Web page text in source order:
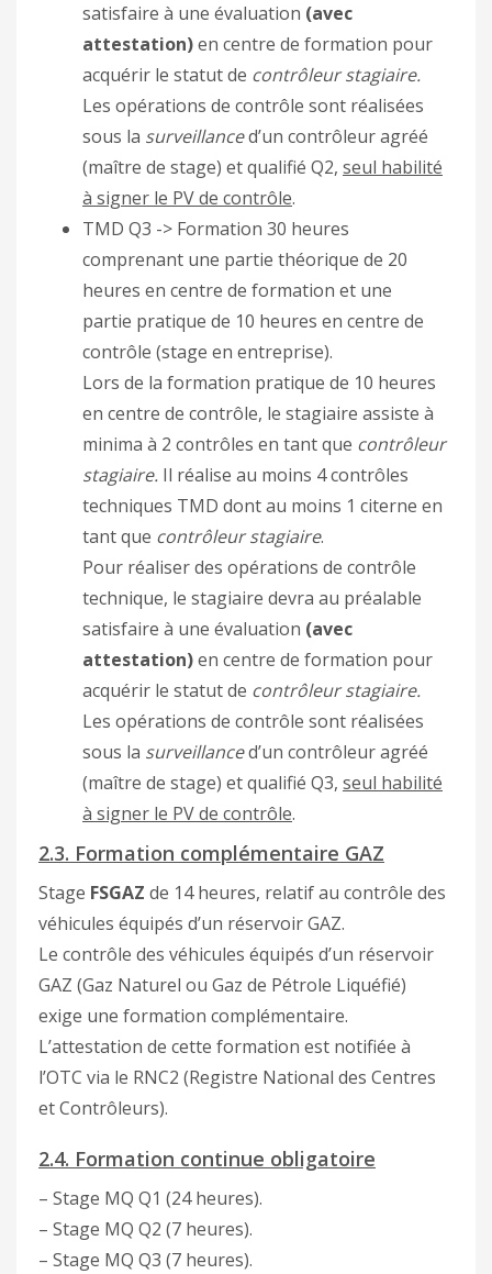
satisfaire à une évaluation (avec
attestation)en centre de formation pour
acquérir le statut de contrôleur stagiaire.
Les opérations de contrôle sont réalisées
sous la surveillanced’un contrôleur agréé
(maître de stage) et qualifié Q2, seul habilité
à signer le PV de contrôle.
TMD Q3 -> Formation 30 heures
comprenant une partie théorique de 20
heures en centre de formation et une
partie pratique de 10 heures en centre de
contrôle (stage en entreprise).
Lors de la formation pratique de 10 heures
en centre de contrôle, le stagiaire assiste à
minima à 2 contrôles en tant que contrôleur
stagiaire. Il réalise au moins 4 contrôles
techniques TMD dont au moins 1 citerne en
tant que contrôleur stagiaire.
Pour réaliser des opérations de contrôle
technique, le stagiaire devra au préalable
satisfaire à une évaluation (avec
attestation)en centre de formation pour
acquérir le statut de contrôleur stagiaire.
Les opérations de contrôle sont réalisées
sous la surveillanced’un contrôleur agréé
(maître de stage) et qualifié Q3, seul habilité
à signer le PV de contrôle.
2.3. Formation complémentaire GAZ
Stage FSGAZ de 14 heures, relatif au contrôle des
véhicules équipés d’un réservoir GAZ.
Le contrôle des véhicules équipés d’un réservoir
GAZ (Gaz Naturel ou Gaz de Pétrole Liquéfié)
exige une formation complémentaire.
L’attestation de cette formation est notifiée à
l’OTC via le RNC2 (Registre National des Centres
et Contrôleurs).
2.4. Formation continue obligatoire
– Stage MQ Q1 (24 heures).
– Stage MQ Q2 (7 heures).
– Stage MQ Q3 (7 heures).